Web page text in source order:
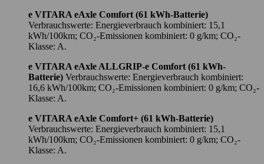
e VITARA eAxle Comfort (61 kWh-Batterie)
Verbrauchswerte: Energieverbrauch kombiniert: 15,1
kWh/100km; CO₂-Emissionen kombiniert: 0 g/km; CO₂-
Klasse: A.
e VITARA eAxle ALLGRIP-e Comfort (61 kWh-
Batterie) Verbrauchswerte: Energieverbrauch kombiniert:
16,6 kWh/100km; CO₂-Emissionen kombiniert: 0 g/km; CO₂-
Klasse: A.
e VITARA eAxle Comfort+ (61 kWh-Batterie)
Verbrauchswerte: Energieverbrauch kombiniert: 15,1
kWh/100km; CO₂-Emissionen kombiniert: 0 g/km; CO₂-
Klasse: A.